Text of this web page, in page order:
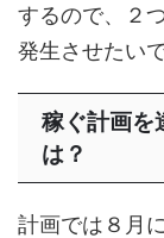
するので、２
発生させたい
稼ぐ計画を
は？
計画では８月